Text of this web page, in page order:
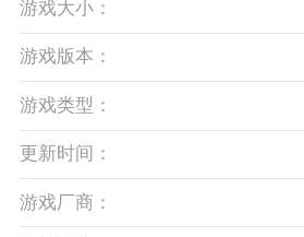
游戏大小：
游戏版本：
游戏类型：
更新时间：
游戏厂商：